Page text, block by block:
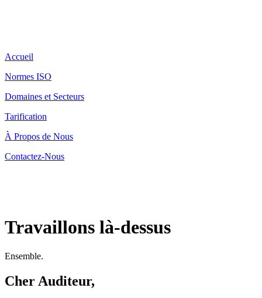
Accueil
Normes ISO
Domaines et Secteurs
Tarification
À Propos de Nous
Contactez-Nous
Travaillons là-dessus
Ensemble.
Cher Auditeur,